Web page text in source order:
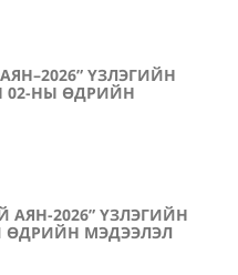
ҮЗЛЭГИЙН
02-НЫ ӨДРИЙН
АЯН-2026” ҮЗЛЭГИЙН
ӨДРИЙН МЭДЭЭЛЭЛ